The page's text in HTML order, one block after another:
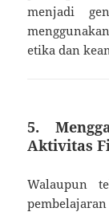
menjadi
etika dan
5.
Aktivitas
Walaupun